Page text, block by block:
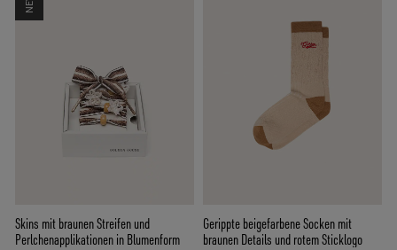
Skins mit braunen Streifen und
Perlchenapplikationen in Blumenform
Gerippte beigefarbene Socken mit
braunen Details und rotem Sticklogo